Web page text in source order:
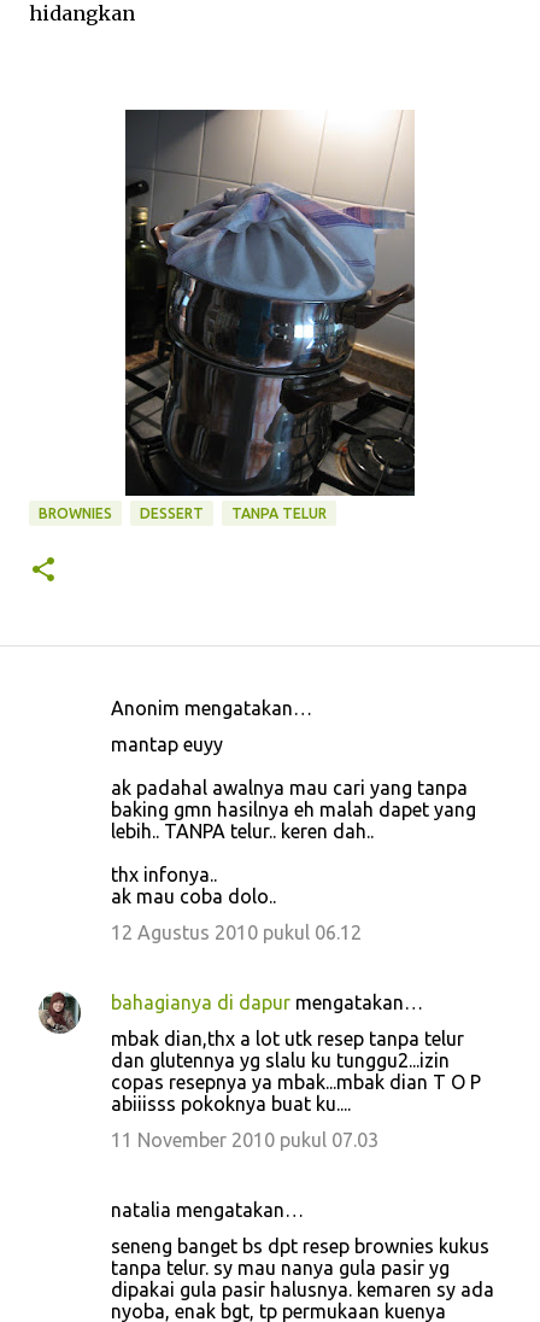
hidangkan
BROWNIES DESSERT TANPA TELUR
Anonim mengatakan…
mantap euyy
ak padahal awalnya mau cari yang tanpa
baking gmn hasilnya eh malah dapet yang
lebih.. TANPA telur.. keren dah..
thx infonya..
ak mau coba dolo..
12 Agustus 2010 pukul 06.12
bahagianya di dapur mengatakan…
mbak dian,thx a lot utk resep tanpa telur
dan glutennya yg slalu ku tunggu2...izin
copas resepnya ya mbak...mbak dian T O P
abiiisss pokoknya buat ku....
11 November 2010 pukul 07.03
natalia mengatakan…
seneng banget bs dpt resep brownies kukus
tanpa telur. sy mau nanya gula pasir yg
dipakai gula pasir halusnya. kemaren sy ada
nyoba, enak bgt, tp permukaan kuenya